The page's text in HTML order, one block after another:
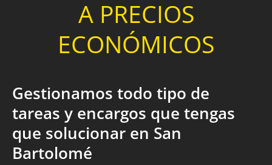
A PRECIOS
ECONÓMICOS
Gestionamos todo tipo de
tareas y encargos que tengas
que solucionar en San
Bartolomé